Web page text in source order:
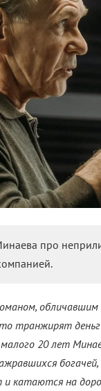
про
транжирят
20 лет
катаются на